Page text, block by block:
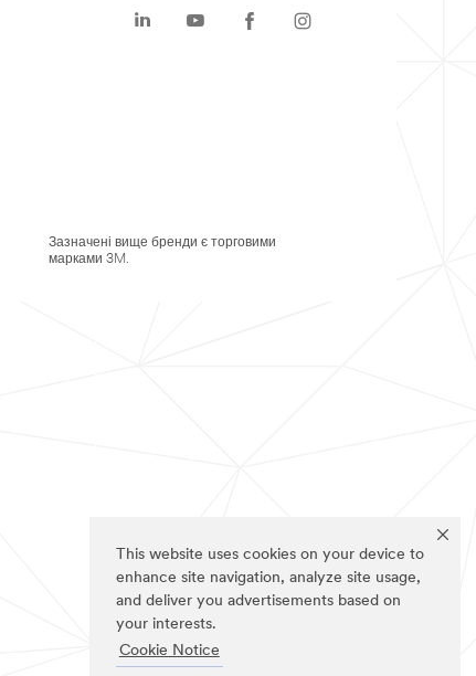
This website uses cookies on your device to
enhance site navigation, analyze site usage,
and deliver you advertisements based on
your interests.
Cookie Notice
Зазначені вище бренди є торговими
марками 3M.